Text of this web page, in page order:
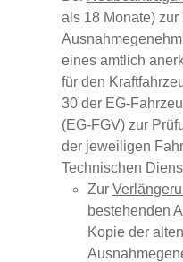
als 18 Monate)
eines amtlich
für den
30 der EG-
(EG-FGV) zur
der jeweiligen
Technischen
Zur
bestehenden
Kopie der